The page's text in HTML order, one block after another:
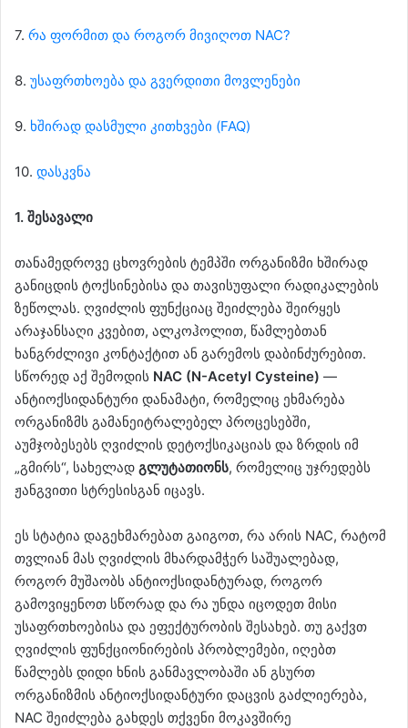
7. რა ფორმით და როგორ მივიღოთ NAC?
8. უსაფრთხოება და გვერდითი მოვლენები
9. ხშირად დასმული კითხვები (FAQ)
10. დასკვნა
1. შესავალი
თანამედროვე ცხოვრების ტემპში ორგანიზმი ხშირად
განიცდის ტოქსინებისა და თავისუფალი რადიკალების
ზეწოლას. ღვიძლის ფუნქციაც შეიძლება შეირყეს
არაჯანსაღი კვებით, ალკოჰოლით, წამლებთან
ხანგრძლივი კონტაქტით ან გარემოს დაბინძურებით.
სწორედ აქ შემოდის NAC (N-Acetyl Cysteine) —
ანტიოქსიდანტური დანამატი, რომელიც ეხმარება
ორგანიზმს გამანეიტრალებელ პროცესებში,
აუმჯობესებს ღვიძლის დეტოქსიკაციას და ზრდის იმ
„გმირს“, სახელად გლუტათიონს, რომელიც უჯრედებს
ჟანგვითი სტრესისგან იცავს.
ეს სტატია დაგეხმარებათ გაიგოთ, რა არის NAC, რატომ
თვლიან მას ღვიძლის მხარდამჭერ საშუალებად,
როგორ მუშაობს ანტიოქსიდანტურად, როგორ
გამოვიყენოთ სწორად და რა უნდა იცოდეთ მისი
უსაფრთხოებისა და ეფექტურობის შესახებ. თუ გაქვთ
ღვიძლის ფუნქციონირების პრობლემები, იღებთ
წამლებს დიდი ხნის განმავლობაში ან გსურთ
ორგანიზმის ანტიოქსიდანტური დაცვის გაძლიერება,
NAC შეიძლება გახდეს თქვენი მოკავშირე